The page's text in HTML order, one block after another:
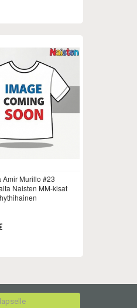
Amir Murillo #23
Naisten MM-kisat